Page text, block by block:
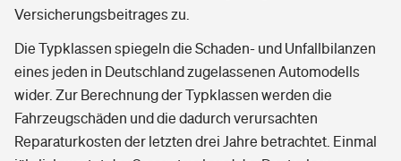
Versicherungsbeitrages zu.
Die Typklassen spiegeln die Schaden- und Unfallbilanzen
eines jeden in Deutschland zugelassenen Automodells
wider. Zur Berechnung der Typklassen werden die
Fahrzeugschäden und die dadurch verursachten
Reparaturkosten der letzten drei Jahre betrachtet. Einmal